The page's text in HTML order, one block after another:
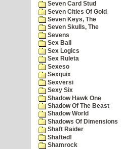
Seven Card Stud
Seven Cities Of Gold
Seven Keys, The
Seven Skulls, The
Sevens
Sex Ball
Sex Logics
Sex Ruleta
Sexeso
Sexquix
Sexversi
Sexy Six
Shadow Hawk One
Shadow Of The Beast
Shadow World
Shadows Of Dimensions
Shaft Raider
Shafted!
Shamrock